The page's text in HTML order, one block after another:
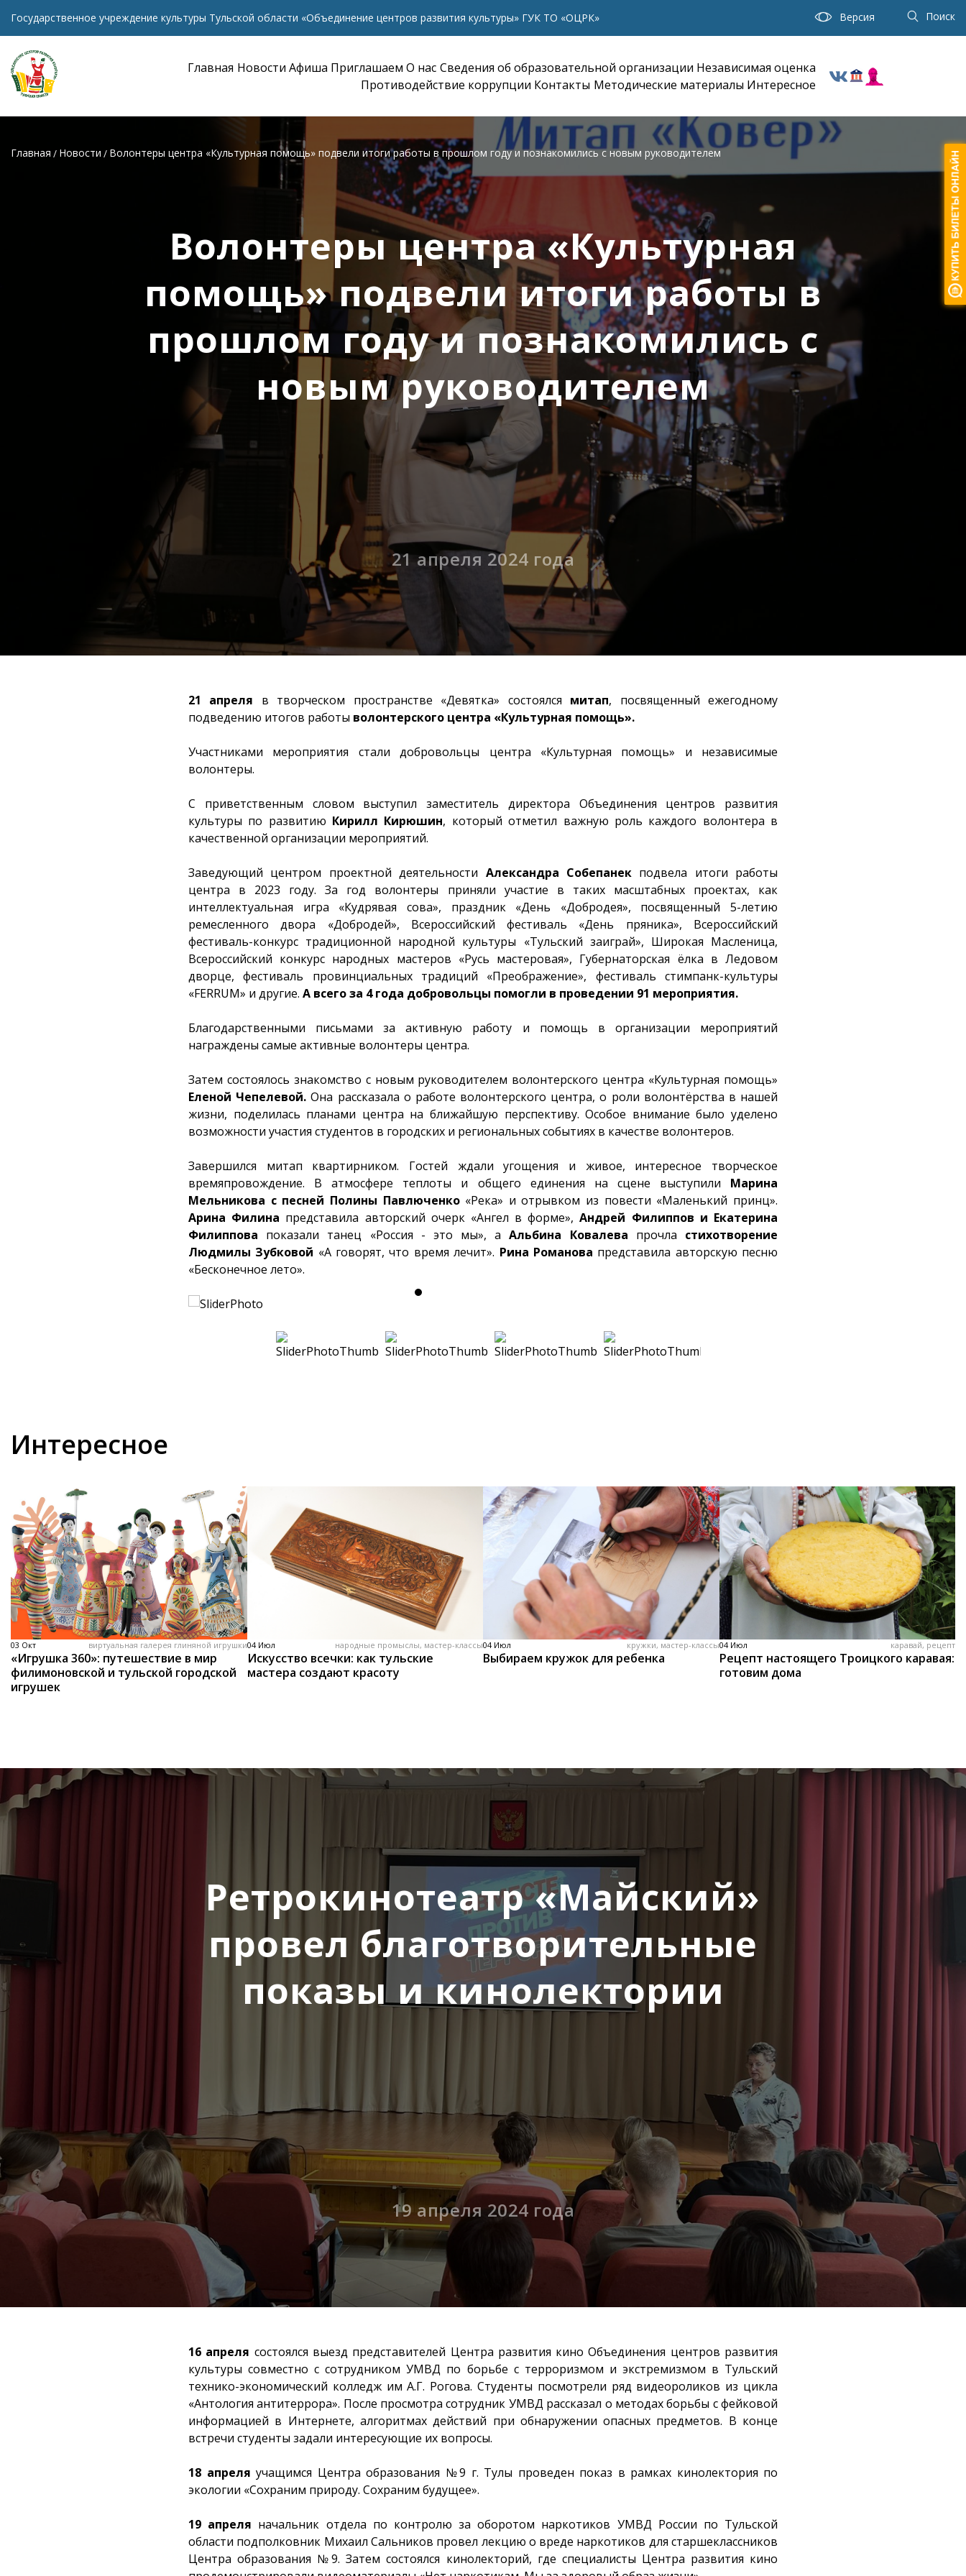
Государственное учреждение культуры Тульской области «Объединение центров развития культуры» ГУК ТО «ОЦРК» Версия Поиск
Главная Новости Афиша Приглашаем О нас Сведения об образовательной организации Независимая оценка
Противодействие коррупции Контакты Методические материалы Интересное
Главная Новости Волонтеры центра «Культурная помощь» подвели итоги работы в прошлом году и познакомились с новым руководителем
21 апреля 2024 года
Волонтеры центра «Культурная
помощь» подвели итоги работы в
прошлом году и познакомились с
новым руководителем
21 апреля в творческом пространстве «Девятка» состоялся митап, посвященный ежегодному
подведению итогов работы волонтерского центра «Культурная помощь».
Участниками мероприятия стали добровольцы центра «Культурная помощь» и независимые
волонтеры.
С приветственным словом выступил заместитель директора Объединения центров развития
культуры по развитию Кирилл Кирюшин, который отметил важную роль каждого волонтера в
качественной организации мероприятий.
Заведующий центром проектной деятельности Александра Собепанекподвела итоги работы
центра в 2023 году. За год волонтеры приняли участие в таких масштабных проектах, как
интеллектуальная игра «Кудрявая сова», праздник «День «Добродея», посвященный 5-летию
ремесленного двора «Добродей», Всероссийский фестиваль «День пряника», Всероссийский
фестиваль-конкурс традиционной народной культуры «Тульский заиграй», Широкая Масленица,
Всероссийский конкурс народных мастеров «Русь мастеровая», Губернаторская ёлка в Ледовом
дворце, фестиваль провинциальных традиций «Преображение», фестиваль стимпанк-культуры
«FERRUM» и другие. А всего за 4 года добровольцы помогли в проведении 91 мероприятия.
Благодарственными письмами за активную работу и помощь в организации мероприятий
награждены самые активные волонтеры центра.
Затем состоялось знакомство с новым руководителем волонтерского центра «Культурная помощь»
Еленой Чепелевой. Она рассказала о работе волонтерского центра, о роли волонтёрства в нашей
жизни, поделилась планами центра на ближайшую перспективу. Особое внимание было уделено
возможности участия студентов в городских и региональных событиях в качестве волонтеров.
Завершился митап квартирником. Гостей ждали угощения и живое, интересное творческое
времяпровождение. В атмосфере теплоты и общего единения на сцене выступили Марина
Мельникова с песней Полины Павлюченко «Река» и отрывком из повести «Маленький принц».
Арина Филина представила авторский очерк «Ангел в форме»,Андрей Филиппов и Екатерина
Филиппова показали танец «Россия - это мы», аАльбина Ковалева прочла стихотворение
Людмилы Зубковой «А говорят, что время лечит». Рина Романова представила авторскую песню
«Бесконечное лето».
Интересное
03 Окт виртуальная галерея глиняной игрушки
«Игрушка 360»: путешествие в мир
филимоновской и тульской городской
игрушек
04 Июл народные промыслы, мастер-классы
Искусство всечки: как тульские
мастера создают красоту
04 Июл кружки, мастер-классы
Выбираем кружок для ребенка
04 Июл каравай, рецепт
Рецепт настоящего Троицкого каравая:
готовим дома
19 апреля 2024 года
Ретрокинотеатр «Майский»
провел благотворительные
показы и кинолектории
16 апреля состоялся выезд представителей Центра развития кино Объединения центров развития
культуры совместно с сотрудником УМВД по борьбе с терроризмом и экстремизмом в Тульский
технико-экономический колледж им А.Г. Рогова. Студенты посмотрели ряд видеороликов из цикла
«Антология антитеррора». После просмотра сотрудник УМВД рассказал о методах борьбы с фейковой
информацией в Интернете, алгоритмах действий при обнаружении опасных предметов. В конце
встречи студенты задали интересующие их вопросы.
18 апреля учащимся Центра образования №9 г. Тулы проведен показ в рамках кинолектория по
экологии «Сохраним природу. Сохраним будущее».
19 апреля начальник отдела по контролю за оборотом наркотиков УМВД России по Тульской
области подполковник Михаил Сальников провел лекцию о вреде наркотиков для старшеклассников
Центра образования №9. Затем состоялся кинолекторий, где специалисты Центра развития кино